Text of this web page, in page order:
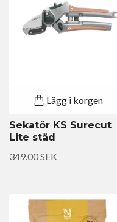
Lägg i korgen
Sekatör KS Surecut
Lite städ
349.00 SEK